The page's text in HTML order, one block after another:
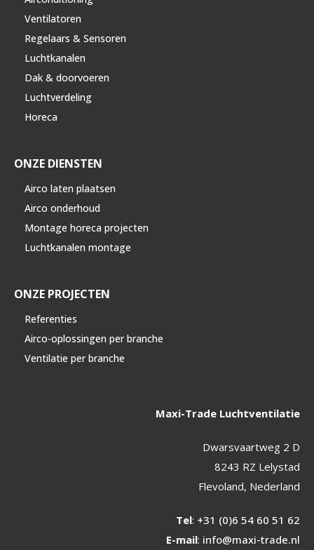
Ventilatoren
Regelaars & Sensoren
Luchtkanalen
Dak & doorvoeren
Luchtverdeling
Horeca
ONZE DIENSTEN
Airco laten plaatsen
Airco onderhoud
Montage horeca projecten
Luchtkanalen montage
ONZE PROJECTEN
Referenties
Airco-oplossingen per branche
Ventilatie per branche
Maxi-Trade Luchtventilatie
Dwarsvaartweg 2 D
8243 RZ Lelystad
Flevoland, Nederland
Tel: +31 (0)6 54 60 51 62
E-mail: info@maxi-trade.nl